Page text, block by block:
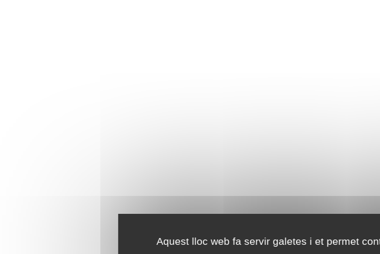
Aquest lloc web fa servir galetes i et permet